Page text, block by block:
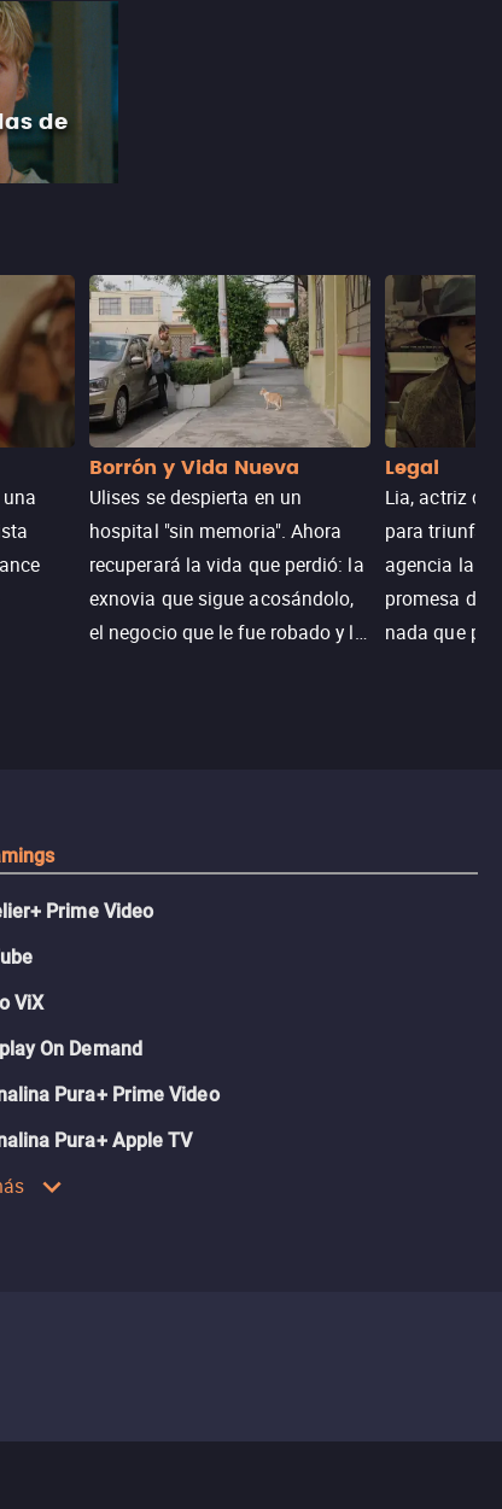
de
Borrón y Vida Nueva
Ulises se despierta en un
hospital "sin memoria". Ahora
recuperará la vida que perdió: la
exnovia que sigue acosándolo,
el negocio que le fue robado y la
Legal
Lia, actriz
para triunfar
agencia la
promesa de
nada que
Prime Video
ViX
On Demand
Pura+ Prime Video
Pura+ Apple TV